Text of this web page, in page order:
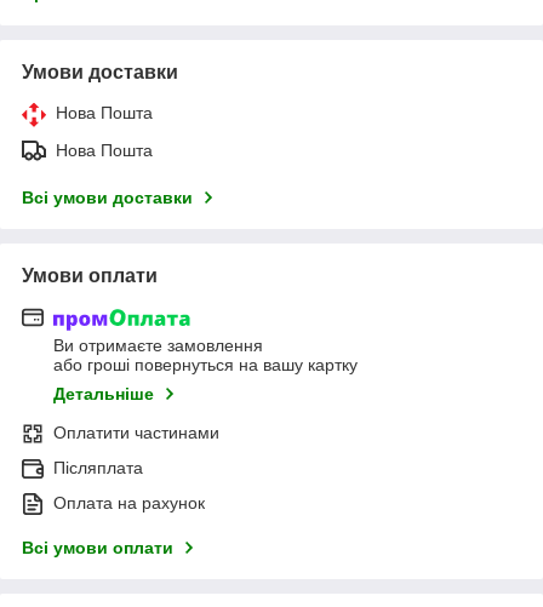
Умови доставки
Нова Пошта
Нова Пошта
Всі умови доставки
Умови оплати
Ви отримаєте замовлення
або гроші повернуться на вашу картку
Детальніше
Оплатити частинами
Післяплата
Оплата на рахунок
Всі умови оплати